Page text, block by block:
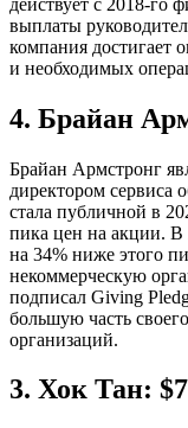
выплаты
компания достигает
и необходимых
4. Брайан
Брайан Армстронг
директором сервиса
стала публичной в
пика цен на акции. В
на 34% ниже этого
некоммерческую
подписал Giving
большую часть
организаций.
3. Хок Тан: